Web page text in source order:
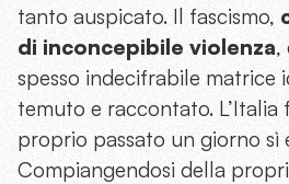
tanto auspicato. Il fascismo,
di inconcepibile violenza,
spesso indecifrabile matrice
temuto e raccontato.
proprio passato un giorno sì
Compiangendosi della